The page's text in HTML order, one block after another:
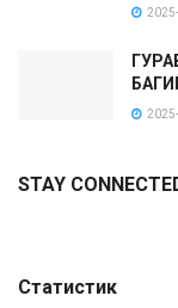
STAY
Статистик